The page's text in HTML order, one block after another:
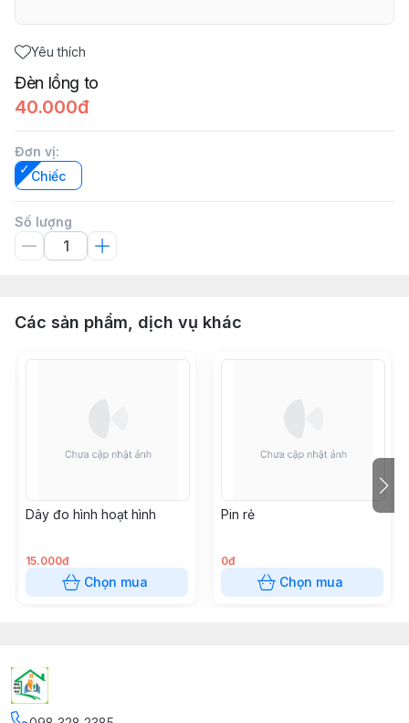
Yêu thích
Đèn lồng to
40.000đ
Đơn vị:
Chiếc
Số lượng
Các sản phẩm, dịch vụ khác
Dây đo hình hoạt hình
15.000đ
Chọn mua
Pin rẻ
0đ
Chọn mua